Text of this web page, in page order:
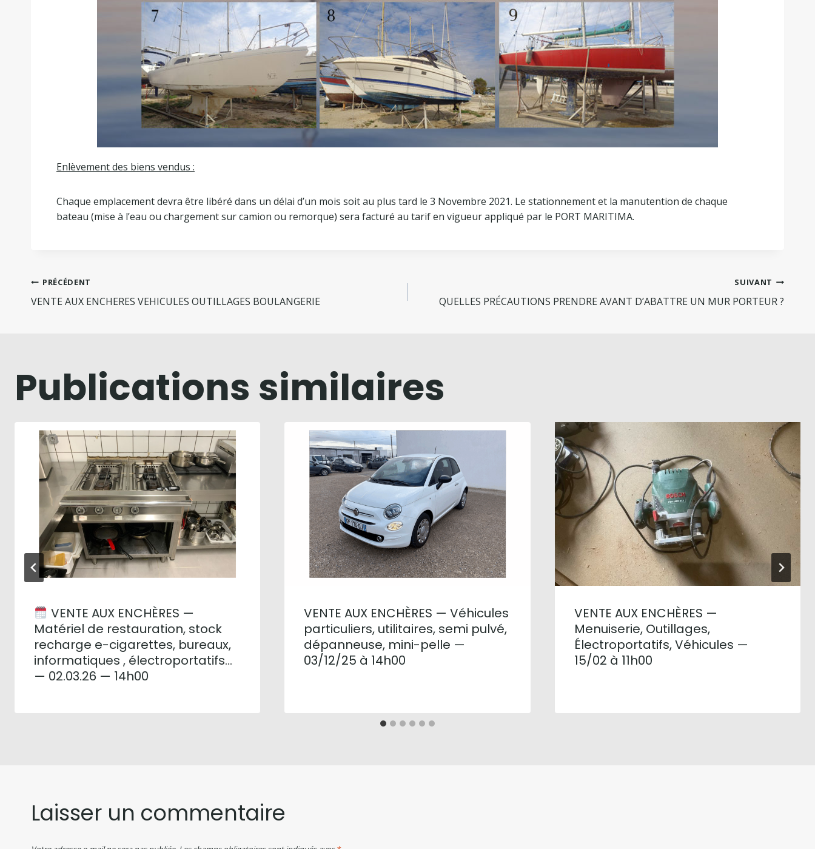
Enlèvement des biens vendus :
Chaque emplacement devra être libéré dans un délai d’un mois soit au plus tard le 3 Novembre 2021. Le stationnement et la manutention de chaque
bateau (mise à l’eau ou chargement sur camion ou remorque) sera facturé au tarif en vigueur appliqué par le PORT MARITIMA.
PRÉCÉDENT
VENTE AUX ENCHERES VEHICULES OUTILLAGES BOULANGERIE
SUIVANT
QUELLES PRÉCAUTIONS PRENDRE AVANT D’ABATTRE UN MUR PORTEUR ?
Publications similaires
VENTE AUX ENCHÈRES —
Matériel de restauration, stock
recharge e-cigarettes, bureaux,
informatiques , électroportatifs…
— 02.03.26 — 14h00
VENTE AUX ENCHÈRES — Véhicules
particuliers, utilitaires, semi pulvé,
dépanneuse, mini-pelle —
03/12/25 à 14h00
VENTE AUX ENCHÈRES —
Menuiserie, Outillages,
Électroportatifs, Véhicules —
15/02 à 11h00
Laisser un commentaire